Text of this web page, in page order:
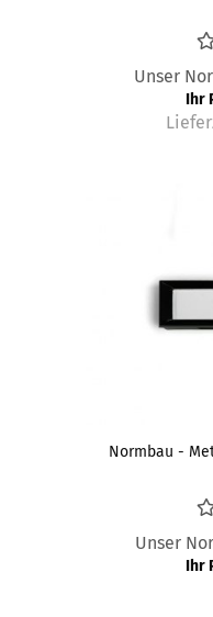
Unser
Ihr
Normbau -
Unser
Ihr